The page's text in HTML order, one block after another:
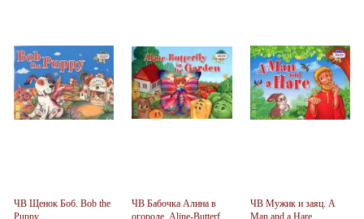
ЧВ Щенок Боб. Bob the
Puppy
ЧВ Бабочка Алина в
огороде. Aline-Butterfly
ЧВ Мужик и заяц. A
Man and a Hare